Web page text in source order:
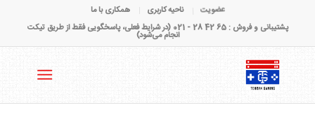
عضویت ناحیه کاربری
همکاری با ما
پشتیبانی و فروش : 65 42 28 - 021 (در شرایط فعلی، پاسخگویی فقط از طریق تیکت
انجام می‌شود)